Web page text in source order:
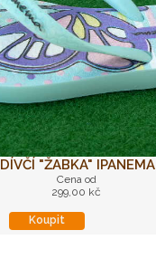
DÍVČÍ "ŽABKA" IPANEMA
Cena od
299,00 kč
Koupit